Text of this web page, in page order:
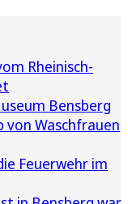
Rheinisch-
Bensberg
von Waschfrauen
Feuerwehr im